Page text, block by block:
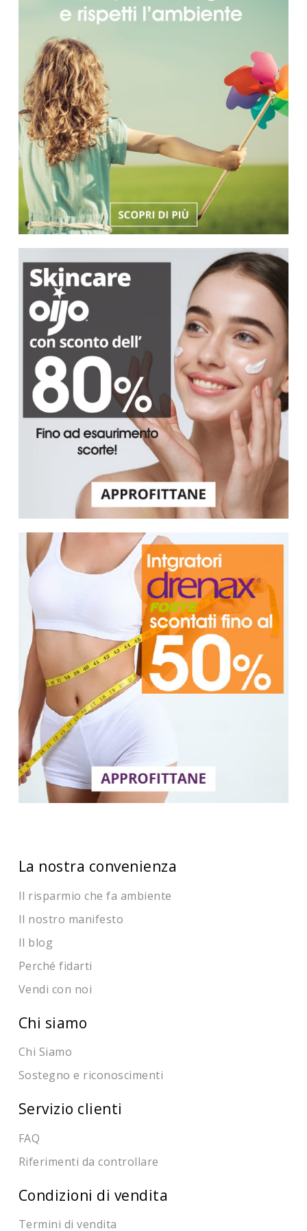
La nostra convenienza
Il risparmio che fa ambiente
Il nostro manifesto
Il blog
Perché fidarti
Vendi con noi
Chi siamo
Chi Siamo
Sostegno e riconoscimenti
Servizio clienti
FAQ
Riferimenti da controllare
Condizioni di vendita
Termini di vendita